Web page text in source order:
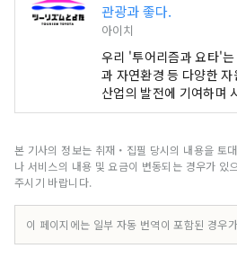
관광과 좋다.
아이치
우리 '투어리즘과 요타'
과 자연환경 등 다양한
산업의 발전에 기여하며
등 정보발신을 통해 관광
시 계곡」을 비롯해, 시
는 도카이 지구 최대 규
시입니다만, 다양한 관광
소를 가지고, 일년 내내
본 기사의 정보는 취재・집필 당시의 내용을 토
나 서비스의 내용 및 요금이 변동되는 경우가 있
주시기 바랍니다.
이 페이지에는 일부 자동 번역이 포함된 경우